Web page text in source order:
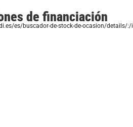
de financiación
es/buscador-de-stock-de-ocasion/details/:/